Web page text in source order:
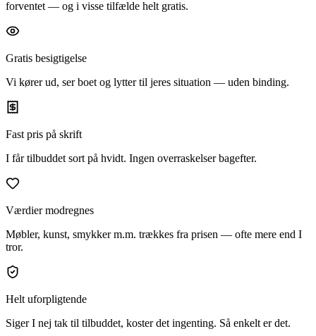
forventet — og i visse tilfælde helt gratis.
Gratis besigtigelse
Vi kører ud, ser boet og lytter til jeres situation — uden binding.
Fast pris på skrift
I får tilbuddet sort på hvidt. Ingen overraskelser bagefter.
Værdier modregnes
Møbler, kunst, smykker m.m. trækkes fra prisen — ofte mere end I
tror.
Helt uforpligtende
Siger I nej tak til tilbuddet, koster det ingenting. Så enkelt er det.